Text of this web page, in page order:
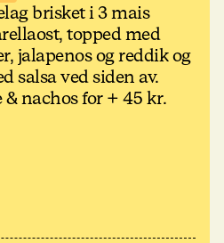
brisket i 3 mais
topped med
jalapenos og reddik og
salsa ved siden av.
nachos for + 45 kr.